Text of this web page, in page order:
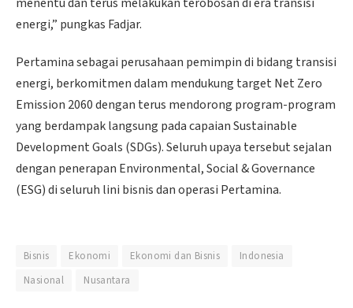
energi,” pungkas Fadjar.
Pertamina sebagai perusahaan pemimpin di bidang transisi
energi, berkomitmen dalam mendukung target Net Zero
Emission 2060 dengan terus mendorong program-program
yang berdampak langsung pada capaian Sustainable
Development Goals (SDGs). Seluruh upaya tersebut sejalan
dengan penerapan Environmental, Social & Governance
(ESG) di seluruh lini bisnis dan operasi Pertamina.
Bisnis Ekonomi Ekonomi dan Bisnis
Indonesia
Nasional
Nusantara